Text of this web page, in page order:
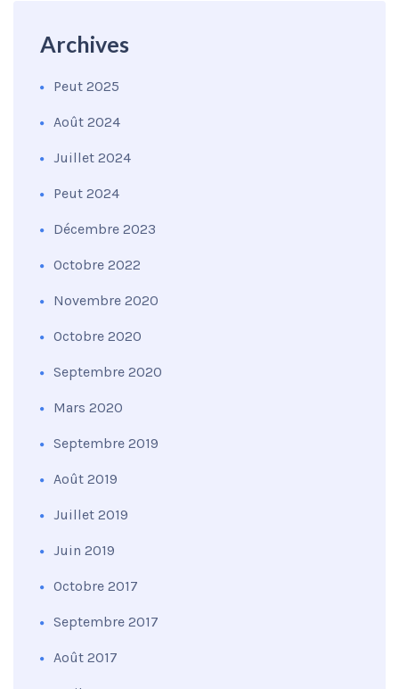
Archives
Peut 2025
Août 2024
Juillet 2024
Peut 2024
Décembre 2023
Octobre 2022
Novembre 2020
Octobre 2020
Septembre 2020
Mars 2020
Septembre 2019
Août 2019
Juillet 2019
Juin 2019
Octobre 2017
Septembre 2017
Août 2017